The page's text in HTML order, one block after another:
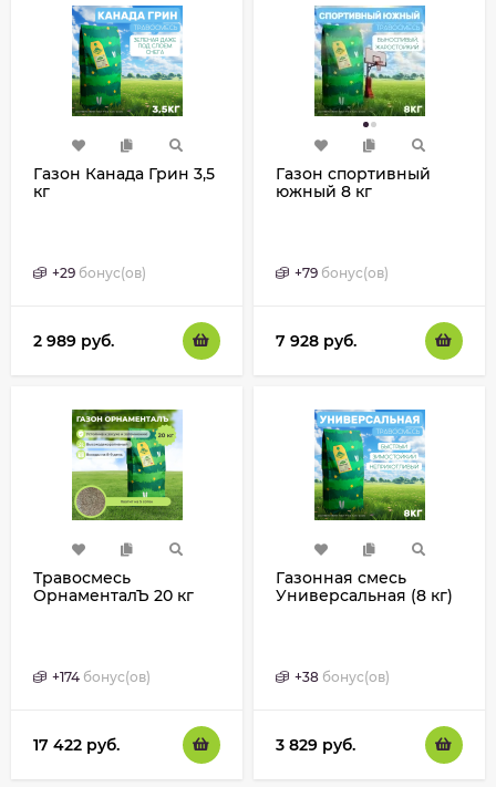
Газон Канада Грин 3,5
кг
+29 бонус(ов)
2 989 руб.
Газон спортивный
южный 8 кг
+79 бонус(ов)
7 928 руб.
Травосмесь
ОрнаменталЪ 20 кг
+174 бонус(ов)
17 422 руб.
Газонная смесь
Универсальная (8 кг)
+38 бонус(ов)
3 829 руб.